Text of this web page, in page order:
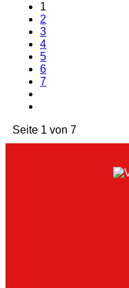
1
2
3
4
5
6
7
Seite 1 von 7